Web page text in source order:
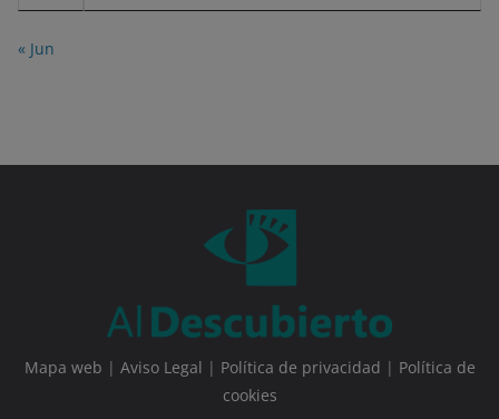
« Jun
Mapa web | Aviso Legal | Política de privacidad | Política de
cookies